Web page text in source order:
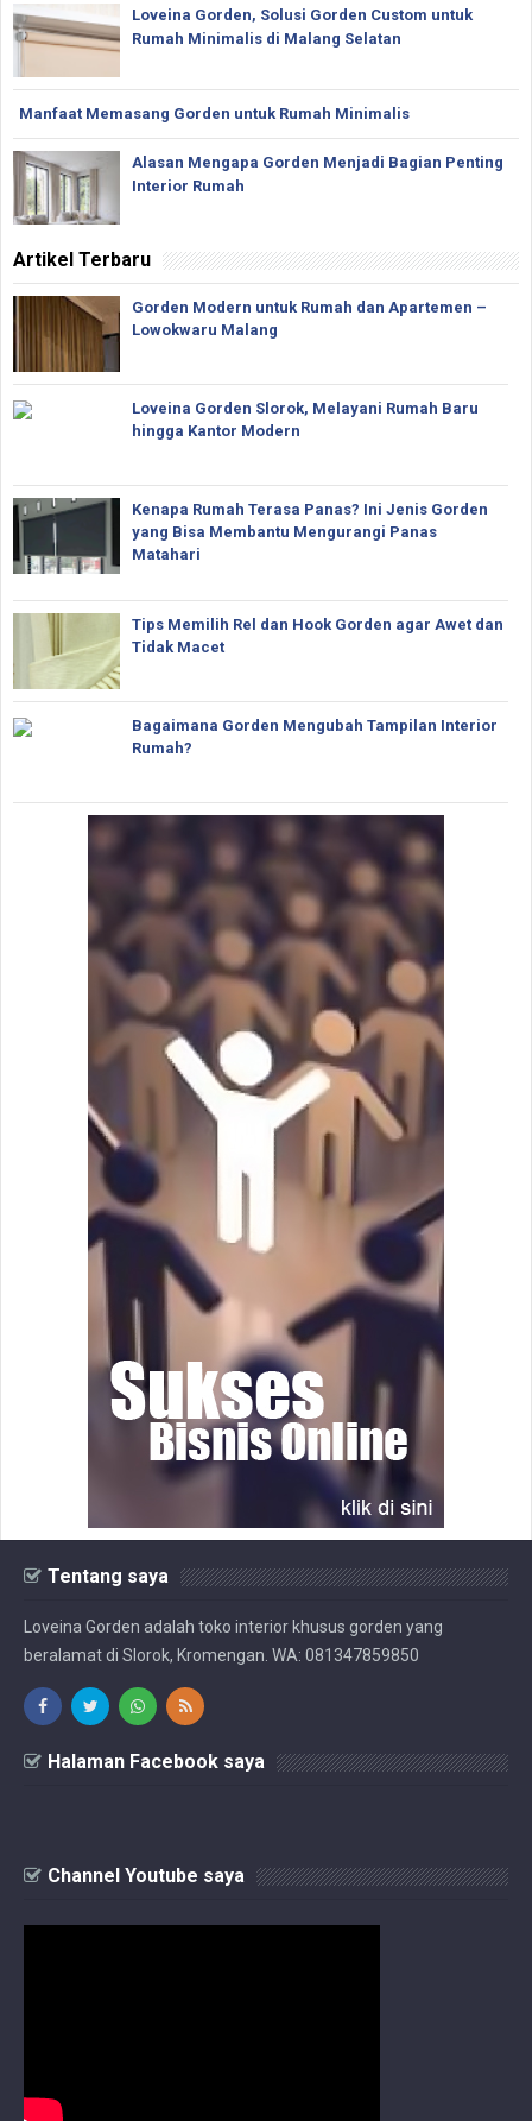
Loveina Gorden, Solusi Gorden Custom untuk
Rumah Minimalis di Malang Selatan
Manfaat Memasang Gorden untuk Rumah Minimalis
Alasan Mengapa Gorden Menjadi Bagian Penting
Interior Rumah
Artikel Terbaru
Gorden Modern untuk Rumah dan Apartemen –
Lowokwaru Malang
Loveina Gorden Slorok, Melayani Rumah Baru
hingga Kantor Modern
Kenapa Rumah Terasa Panas? Ini Jenis Gorden
yang Bisa Membantu Mengurangi Panas
Matahari
Tips Memilih Rel dan Hook Gorden agar Awet dan
Tidak Macet
Bagaimana Gorden Mengubah Tampilan Interior
Rumah?
Tentang saya
Loveina Gorden adalah toko interior khusus gorden yang
beralamat di Slorok, Kromengan. WA: 081347859850
Halaman Facebook saya
Channel Youtube saya